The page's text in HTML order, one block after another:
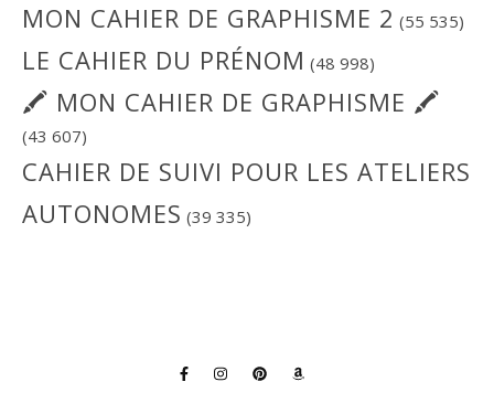
MON CAHIER DE GRAPHISME 2 (55 535)
LE CAHIER DU PRÉNOM (48 998)
🖍 MON CAHIER DE GRAPHISME 🖍
(43 607)
CAHIER DE SUIVI POUR LES ATELIERS
AUTONOMES (39 335)